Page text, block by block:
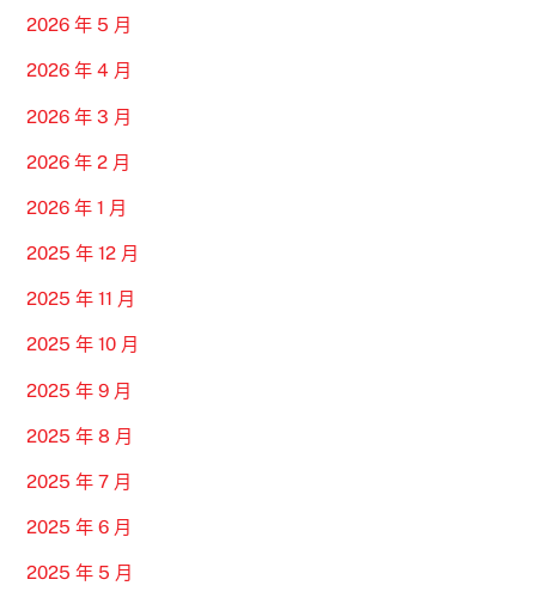
2026 年 5 月
2026 年 4 月
2026 年 3 月
2026 年 2 月
2026 年 1 月
2025 年 12 月
2025 年 11 月
2025 年 10 月
2025 年 9 月
2025 年 8 月
2025 年 7 月
2025 年 6 月
2025 年 5 月